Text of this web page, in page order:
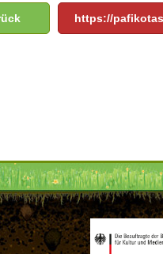
https://